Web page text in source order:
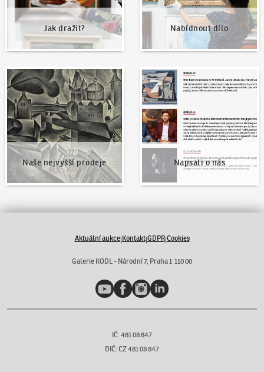
Jak dražit? Nabídnout dílo
Naše nejvyšší prodeje
Naše nejvyšší prodeje
Napsali o nás
Napsali o nás
Aktuální aukce|Kontakt|GDPR|Cookies
Galerie KODL - Národní 7, Praha 1 110 00
YouTubeFacebookInstagramLinkedIn
IČ: 481 08 847
DIČ: CZ 481 08 847